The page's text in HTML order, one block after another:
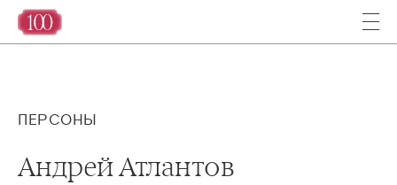
ПЕРСОНЫ
Андрей Атлантов